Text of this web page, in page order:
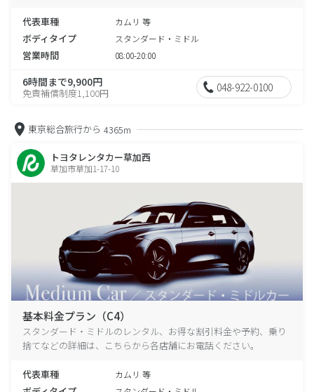
代表車種 カムリ 等
ボディタイプ スタンダード・ミドル
営業時間 08:00-20:00
6時間まで9,900円
免責補償制度1,100円 048-922-0100
東京総合旅行から 4365m
トヨタレンタカー草加西
草加市草加1-17-10
基本料金プラン（C4）
スタンダード・ミドルのレンタル、お得な割引料金や予約、乗り
捨てなどの詳細は、こちらから各店舗にお電話ください。
代表車種 カムリ 等